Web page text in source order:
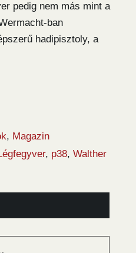
pedig nem más mint a
ban
hadipisztoly, a
, Magazin
, p38,Walther